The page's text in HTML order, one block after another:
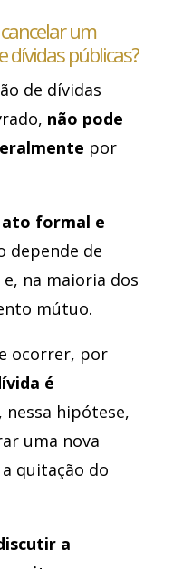
um
dívidas públicas?
de dívidas
não pode
por
formal e
depende de
na maioria dos
mútuo.
ocorrer, por
é
, nessa hipótese,
uma nova
quitação do
a